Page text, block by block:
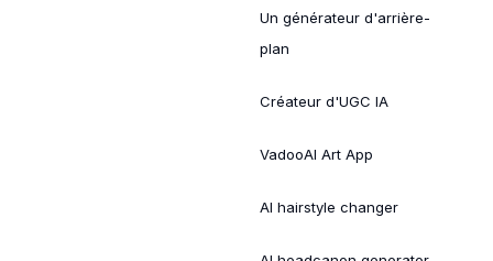
Un générateur d'arrière-
plan
Créateur d'UGC IA
VadooAI Art App
AI hairstyle changer